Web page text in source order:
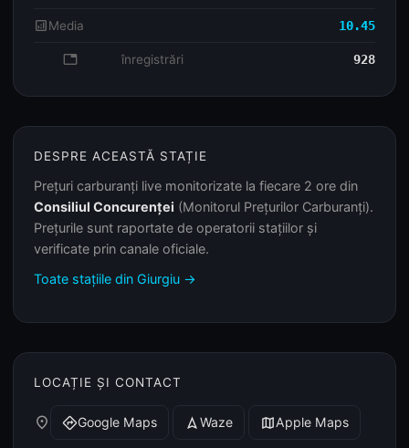
analyticsMedia 10.45
database înregistrări 928
DESPRE ACEASTĂ STAȚIE
Prețuri carburanți live monitorizate la fiecare 2 ore din
Consiliul Concurenței (Monitorul Prețurilor Carburanți).
Prețurile sunt raportate de operatorii stațiilor și
verificate prin canale oficiale.
Toate stațiile din Giurgiu →
LOCAȚIE ȘI CONTACT
place directionsGoogle Maps navigation Waze mapApple Maps